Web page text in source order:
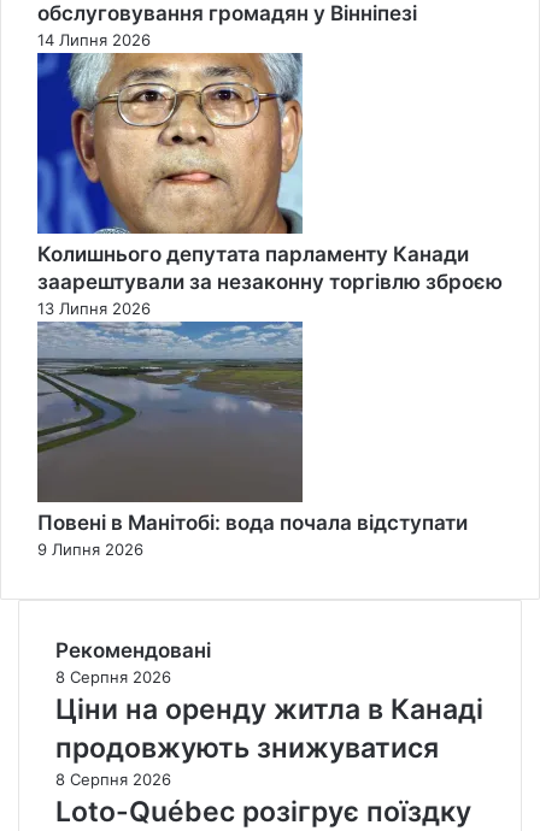
обслуговування громадян у Вінніпезі
14 Липня 2026
Колишнього депутата парламенту Канади
заарештували за незаконну торгівлю зброєю
13 Липня 2026
Повені в Манітобі: вода почала відступати
9 Липня 2026
Рекомендовані
8 Серпня 2026
Ціни на оренду житла в Канаді
продовжують знижуватися
8 Серпня 2026
Loto-Québec розігрує поїздку